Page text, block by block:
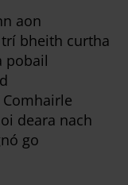
aon
bheith curtha
pobail
deara nach
go